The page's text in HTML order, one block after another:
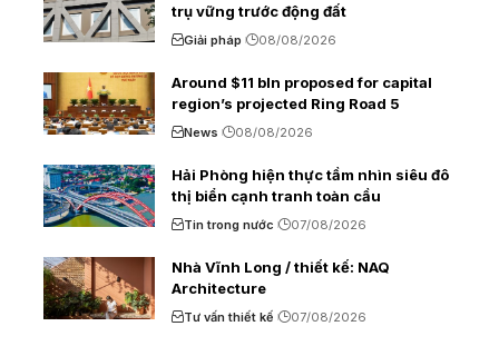
trụ vững trước động đất
Giải pháp 08/08/2026
Around $11 bln proposed for capital
region’s projected Ring Road 5
News 08/08/2026
Hải Phòng hiện thực tầm nhìn siêu đô
thị biển cạnh tranh toàn cầu
Tin trong nước 07/08/2026
Nhà Vĩnh Long / thiết kế: NAQ
Architecture
Tư vấn thiết kế 07/08/2026